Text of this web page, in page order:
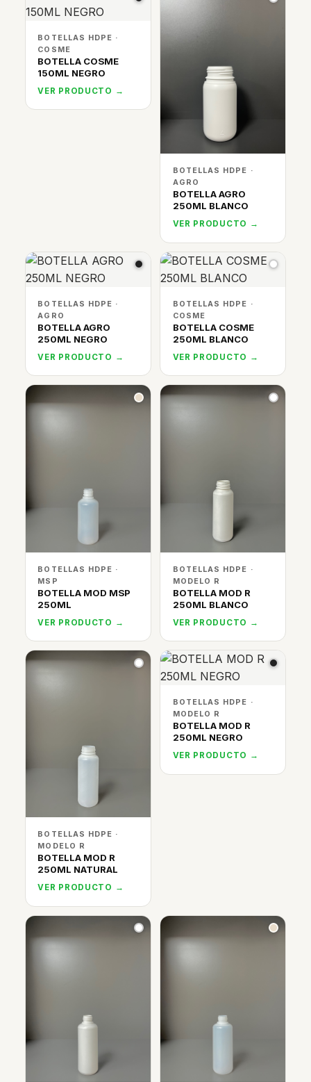
BOTELLAS HDPE ·
COSME
BOTELLA COSME
150ML NEGRO
VER PRODUCTO →
BOTELLAS HDPE ·
AGRO
BOTELLA AGRO
250ML BLANCO
VER PRODUCTO →
BOTELLAS HDPE ·
AGRO
BOTELLA AGRO
250ML NEGRO
VER PRODUCTO →
BOTELLAS HDPE ·
COSME
BOTELLA COSME
250ML BLANCO
VER PRODUCTO →
BOTELLAS HDPE ·
MSP
BOTELLA MOD MSP
250ML
VER PRODUCTO →
BOTELLAS HDPE ·
MODELO R
BOTELLA MOD R
250ML BLANCO
VER PRODUCTO →
BOTELLAS HDPE ·
MODELO R
BOTELLA MOD R
250ML NATURAL
VER PRODUCTO →
BOTELLAS HDPE ·
MODELO R
BOTELLA MOD R
250ML NEGRO
VER PRODUCTO →